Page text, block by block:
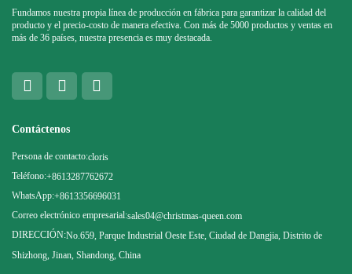
Fundamos nuestra propia línea de producción en fábrica para garantizar la calidad del
producto y el precio-costo de manera efectiva. Con más de 5000 productos y ventas en
más de 36 países, nuestra presencia es muy destacada.
Contáctenos
Persona de contacto:cloris
Teléfono:+8613287762672
WhatsApp:+8613356696031
Correo electrónico empresarial:sales04@christmas-queen.com
DIRECCIÓN:No.659, Parque Industrial Oeste Este, Ciudad de Dangjia, Distrito de
Shizhong, Jinan, Shandong, China